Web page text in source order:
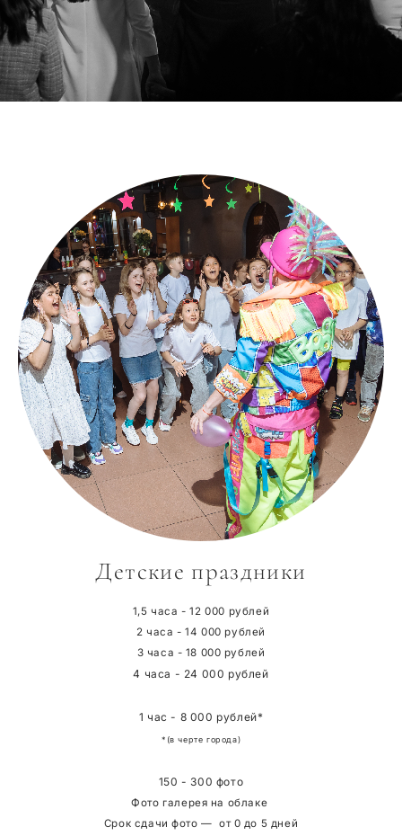
Детские праздники
1,5 часа - 12 000 рублей
2 часа - 14 000 рублей
3 часа - 18 000 рублей
4 часа - 24 000 рублей
1 час - 8 000 рублей*
*(в черте города)
150 - 300 фото
Фото галерея на облаке
Срок сдачи фото — от 0 до 5 дней